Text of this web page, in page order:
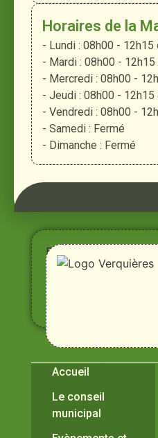
Horaires de la
- Lundi : 08h00 -
- Mardi : 08h00 -
- Mercredi : 08h00 -
- Jeudi : 08h00 -
- Vendredi : 08h00 -
- Samedi : Fermé
- Dimanche : Fermé
Entre
Rhône,
Alpilles
et
Durance
Accueil
Le conseil
municipal